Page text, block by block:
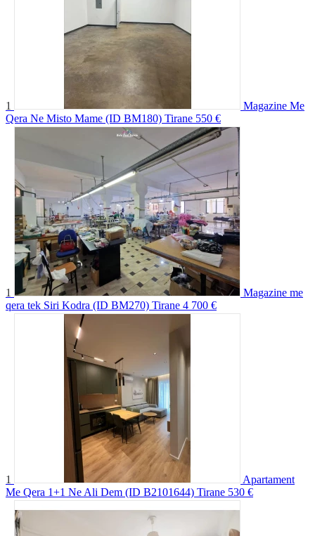
1
Magazine Me
Qera Ne Misto Mame (ID BM180) Tirane 550 €
1
Magazine me
qera tek Siri Kodra (ID BM270) Tirane 4 700 €
1
Apartament
Me Qera 1+1 Ne Ali Dem (ID B2101644) Tirane 530 €